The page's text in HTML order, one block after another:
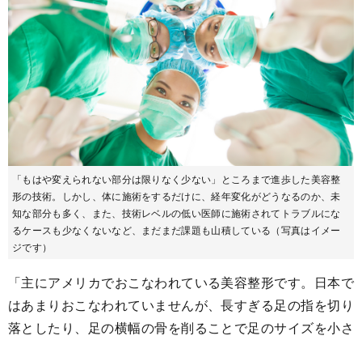
「もはや変えられない部分は限りなく少ない」ところまで進歩した美容整
形の技術。しかし、体に施術をするだけに、経年変化がどうなるのか、未
知な部分も多く、また、技術レベルの低い医師に施術されてトラブルにな
るケースも少なくないなど、まだまだ課題も山積している（写真はイメー
ジです）
「主にアメリカでおこなわれている美容整形です。日本で
はあまりおこなわれていませんが、長すぎる足の指を切り
落としたり、足の横幅の骨を削ることで足のサイズを小さ